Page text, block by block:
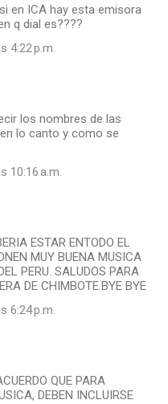
en ICA hay esta emisora
q dial es????
4:22 p.m.
los nombres de las
lo canto y como se
10:16 a.m.
ESTAR ENTODO EL
MUY BUENA MUSICA
PERU. SALUDOS PARA
DE CHIMBOTE.BYE BYE
6:24 p.m.
QUE PARA
DEBEN INCLUIRSE